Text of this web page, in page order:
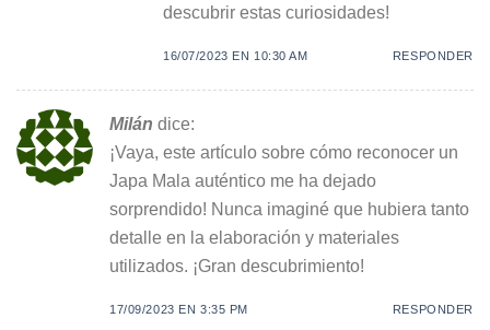
descubrir estas curiosidades!
16/07/2023 EN 10:30 AM RESPONDER
Milán dice:
¡Vaya, este artículo sobre cómo reconocer un
Japa Mala auténtico me ha dejado
sorprendido! Nunca imaginé que hubiera tanto
detalle en la elaboración y materiales
utilizados. ¡Gran descubrimiento!
17/09/2023 EN 3:35 PM RESPONDER